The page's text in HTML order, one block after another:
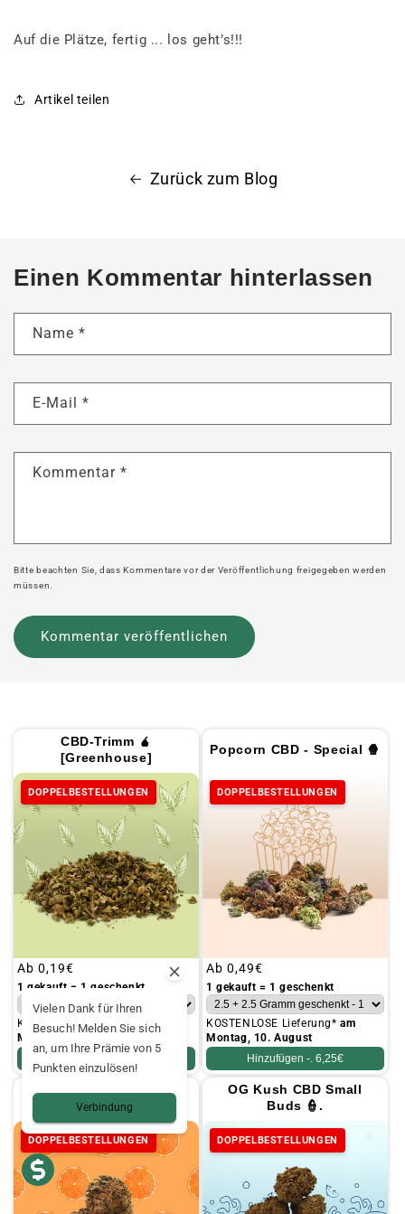
Auf die Plätze, fertig ... los geht’s!!!
Artikel teilen
Zurück zum Blog
Einen Kommentar hinterlassen
Name *
E-Mail *
Kommentar *
Bitte beachten Sie, dass Kommentare vor der Veröffentlichung freigegeben werden
müssen.
CBD-Trimm 🧉
[Greenhouse]
DOPPELBESTELLUNGEN
Üblicher
Preis
Ab 0,19€
1 gekauft = 1 geschenkt
KOSTENLOSE Lieferung*am
Montag, 10. August
Popcorn CBD - Special 🍿
DOPPELBESTELLUNGEN
Üblicher
Preis
Ab 0,49€
1 gekauft = 1 geschenkt
KOSTENLOSE Lieferung*am
Montag, 10. August
Hinzufügen -. 6,25€
Buds 🍊.
DOPPELBESTELLUNGEN
OG Kush CBD Small
Buds 👮.
DOPPELBESTELLUNGEN
Vielen Dank für Ihren
Besuch! Melden Sie sich
an, um Ihre Prämie von 5
Punkten einzulösen!
Verbindung